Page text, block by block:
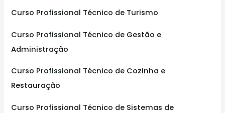
r
:
Curso Profissional Técnico de Turismo
Curso Profissional Técnico de Gestão e
Administração
Curso Profissional Técnico de Cozinha e
Restauração
Curso Profissional Técnico de Sistemas de